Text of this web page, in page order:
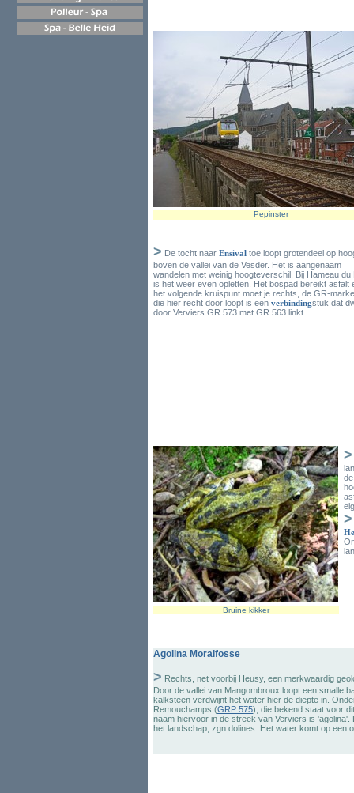
Pepinster
Bruine kikker
>
>
> De tocht naar Ensival toe loopt grotendeel op
boven de vallei van de Vesder. Het is aangenaam
wandelen met weinig hoogteverschil. Bij Hameau du
is het weer even opletten. Het bospad bereikt asfalt
het volgende kruispunt moet je rechts, de GR-
die hier recht door loopt is een verbindingstuk dat
door Verviers GR 573 met GR 563 linkt.
Agolina Moraifosse
> Rechts, net voorbij Heusy, een merkwaardig
Door de vallei van Mangombroux loopt een smalle
kalksteen verdwijnt het water hier de diepte in.
Remouchamps (GRP 575), die bekend staat voor
naam hiervoor in de streek van Verviers is
het landschap, zgn dolines. Het water komt op een